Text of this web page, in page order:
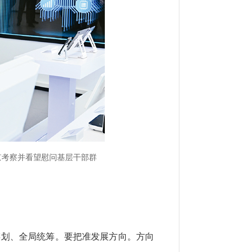
察并看望慰问基层干部群
、全局统筹。要把准发展方向。方向